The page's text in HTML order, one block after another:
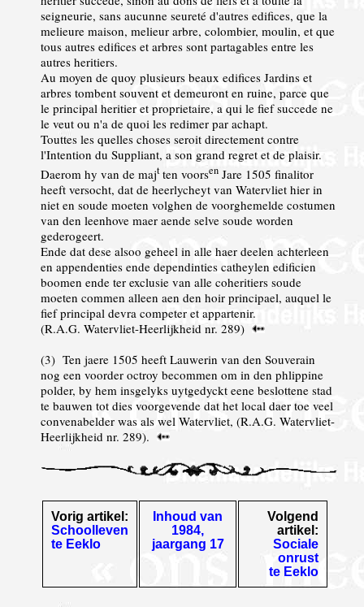
seigneurie, sans aucunne seureté d'autres edifices, que la
melieure maison, melieur arbre, colombier, moulin, et que
tous autres edifices et arbres sont partagables entre les
autres heritiers.
Au moyen de quoy plusieurs beaux edifices Jardins et
arbres tombent souvent et demeuront en ruine, parce que
le principal heritier et proprietaire, a qui le fief succede ne
le veut ou n'a de quoi les redimer par achapt.
Touttes les quelles choses seroit directement contre
l'Intention du Suppliant, a son grand regret et de plaisir.
Daerom hy van de majtten voorsenJare 1505 finalitor
heeft versocht, dat de heerlycheyt van Watervliet hier in
niet en soude moeten volghen de voorghemelde costumen
van den leenhove maer aende selve soude worden
gederogeert.
Ende dat dese alsoo geheel in alle haer deelen achterleen
en appendenties ende dependinties catheylen edificien
boomen ende ter exclusie van alle coheritiers soude
moeten commen alleen aen den hoir principael, auquel le
fief principal devra competer et appartenir.
(R.A.G. Watervliet-Heerlijkheid nr. 289)
(3) Ten jaere 1505 heeft Lauwerin van den Souverain
nog een voorder octroy becommen om in den phlippine
polder, by hem insgelyks uytgedyckt eene beslottene stad
te bauwen tot dies voorgevende dat het local daer toe veel
convenabelder was als wel Watervliet, (R.A.G. Watervliet-
Heerlijkheid nr. 289).
Vorig artikel:
Schoolleven
te Eeklo
Inhoud van
1984,
jaargang 17
Volgend
artikel:
Sociale
onrust
te Eeklo